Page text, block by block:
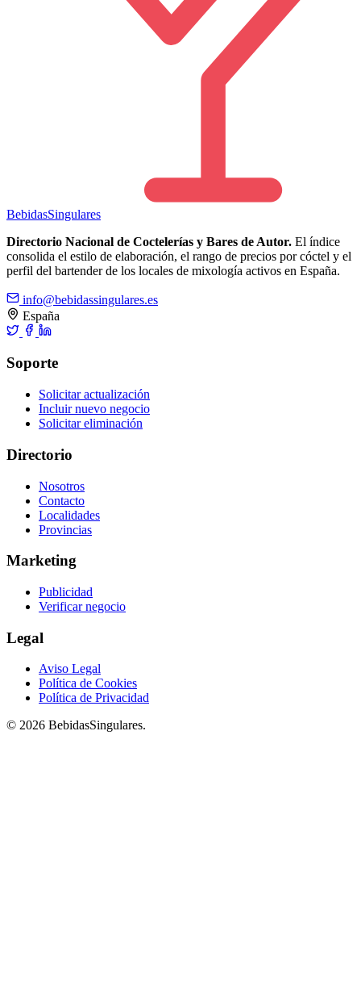
BebidasSingulares
Directorio Nacional de Coctelerías y Bares de Autor. El índice
consolida el estilo de elaboración, el rango de precios por cóctel y el
perfil del bartender de los locales de mixología activos en España.
info@bebidassingulares.es
España
Soporte
Solicitar actualización
Incluir nuevo negocio
Solicitar eliminación
Directorio
Nosotros
Contacto
Localidades
Provincias
Marketing
Publicidad
Verificar negocio
Legal
Aviso Legal
Política de Cookies
Política de Privacidad
© 2026 BebidasSingulares.